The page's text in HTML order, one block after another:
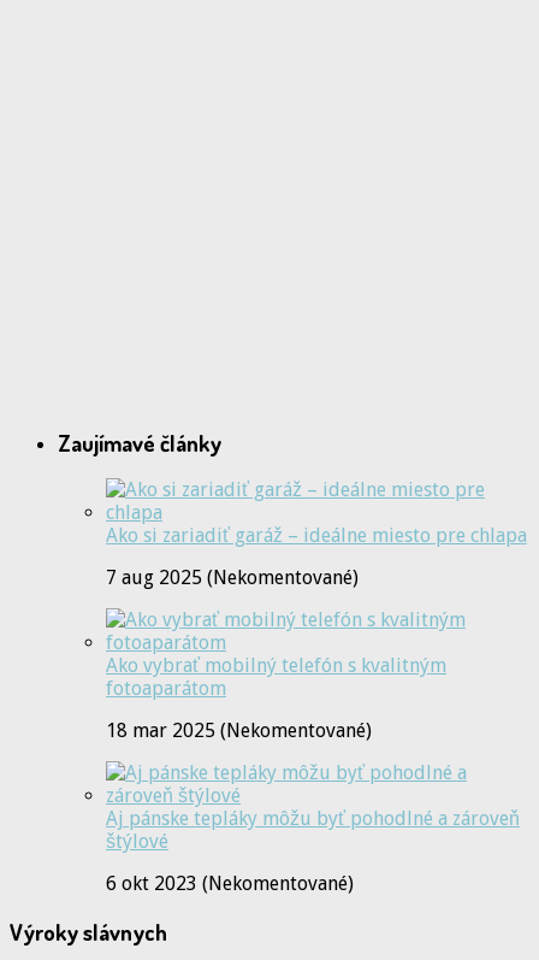
Zaujímavé články
Ako si zariadiť garáž – ideálne miesto pre chlapa
7 aug 2025 (Nekomentované)
Ako vybrať mobilný telefón s kvalitným
fotoaparátom
18 mar 2025 (Nekomentované)
Aj pánske tepláky môžu byť pohodlné a zároveň
štýlové
6 okt 2023 (Nekomentované)
Výroky slávnych